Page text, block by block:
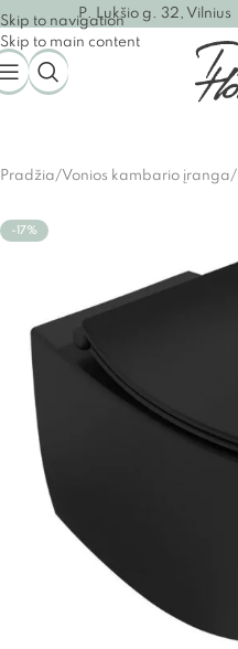
Skip to navigation
Skip to main content
P. Lukšio g. 32, Vilnius
Pradžia/Vonios kambario įranga/
-17%